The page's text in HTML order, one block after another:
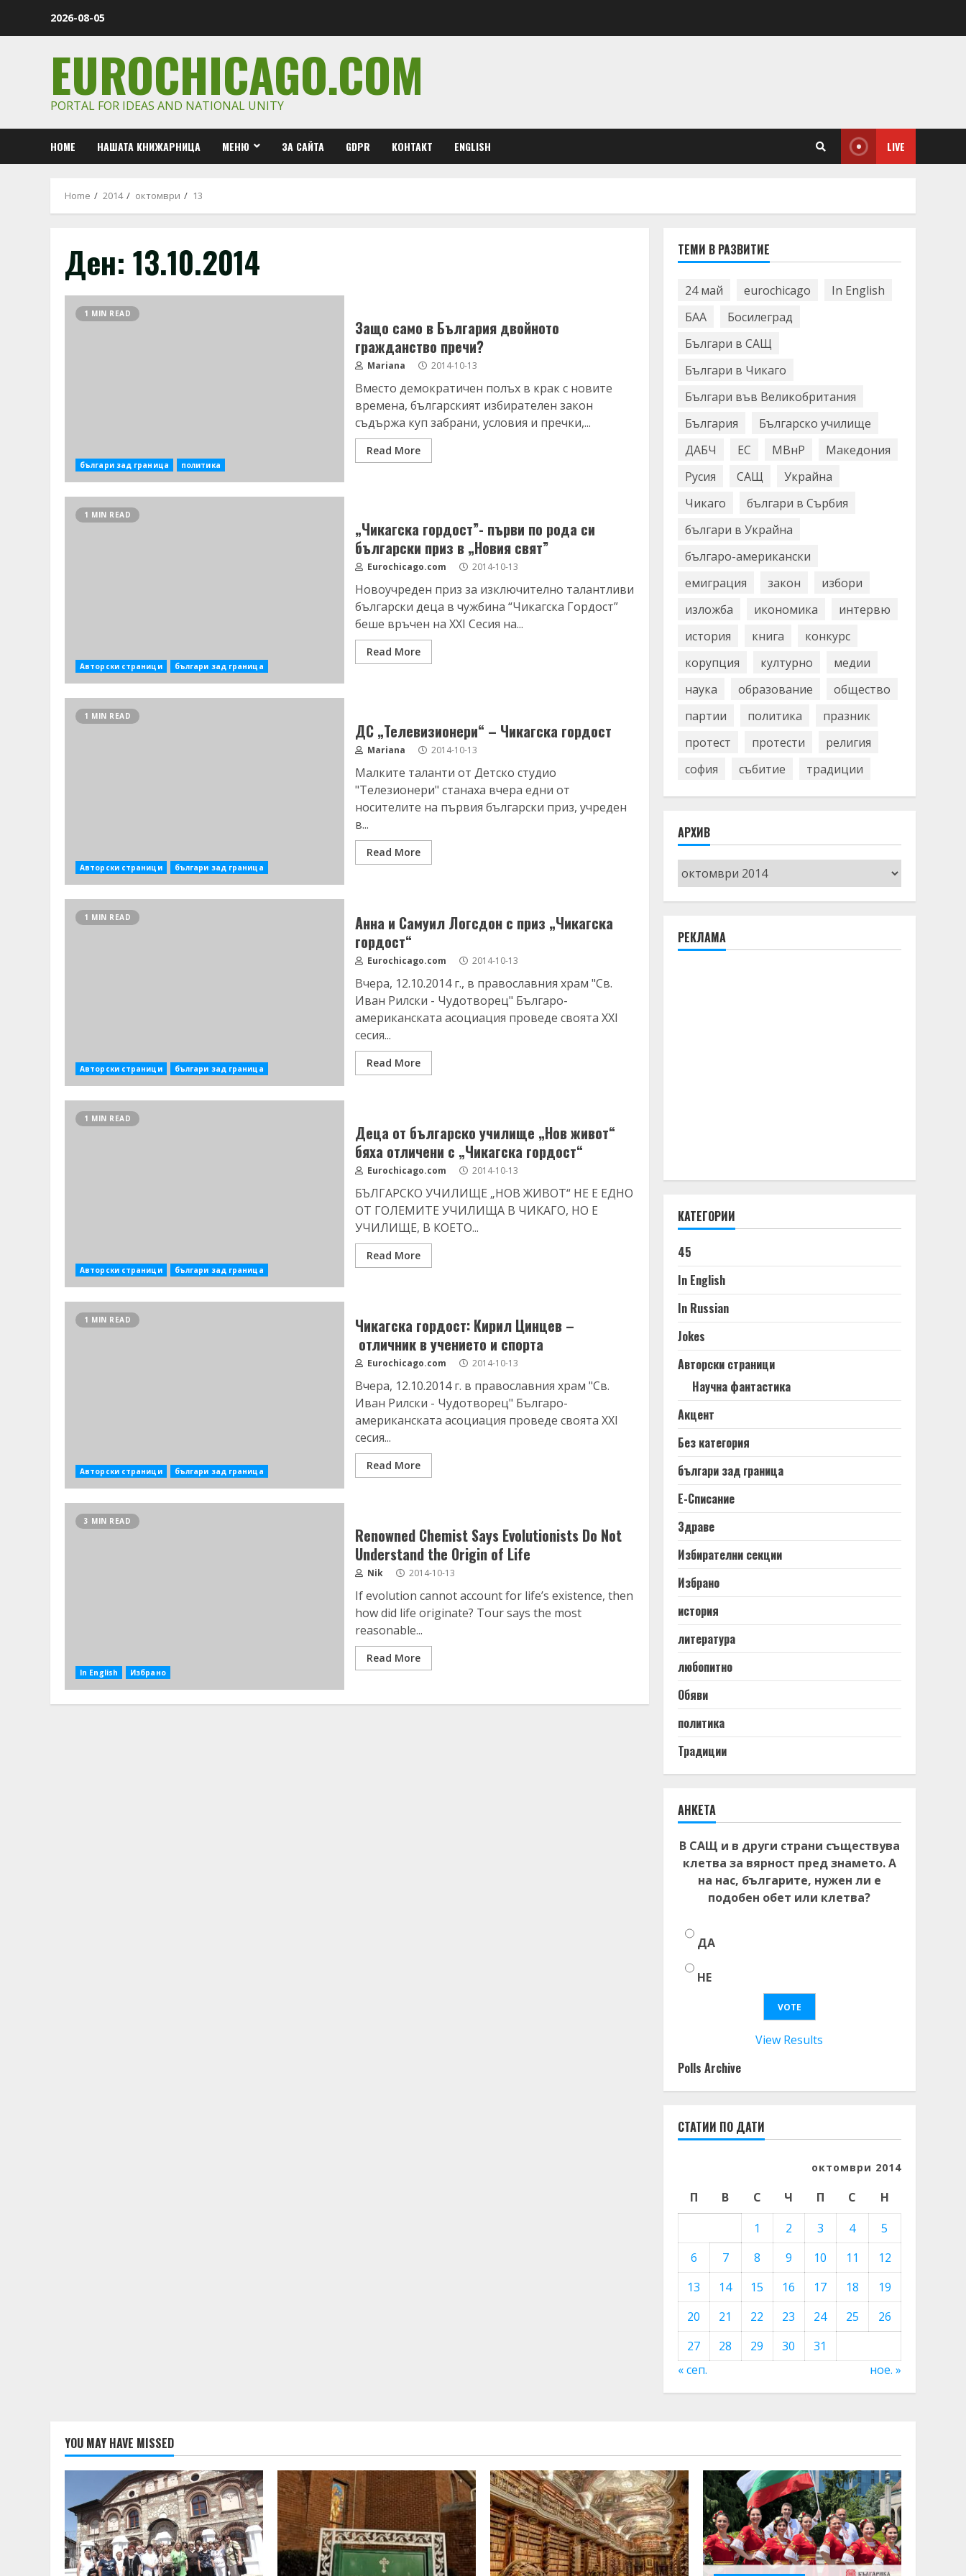
2026-08-05
EUROCHICAGO.COM
PORTAL FOR IDEAS AND NATIONAL UNITY
HOME НАШАТА КНИЖАРНИЦА МЕНЮ ЗА САЙТА GDPR КОНТАКТ ENGLISH LIVE
Home 2014 октомври 13
Ден: 13.10.2014
1 MIN READ
българи зад граница политика
Защо само в България двойното
гражданство пречи?
Mariana 2014-10-13
Вместо демократичен полъх в крак с новите
времена, българският избирателен закон
съдържа куп забрани, условия и пречки,...
Read More
1 MIN READ
Авторски страници българи зад граница
„Чикагска гордост”- първи по рода си
български приз в „Новия свят”
Eurochicago.com 2014-10-13
Новоучреден приз за изключително талантливи
български деца в чужбина “Чикагска Гордост”
беше връчен на ХХІ Сесия на...
Read More
1 MIN READ
Авторски страници българи зад граница
ДС „Телевизионери“ – Чикагска гордост
Mariana 2014-10-13
Малките таланти от Детско студио
"Телезионери" станаха вчера едни от
носителите на първия български приз, учреден
в...
Read More
1 MIN READ
Авторски страници българи зад граница
Aнна и Самуил Логсдон с приз „Чикагска
гордост“
Eurochicago.com 2014-10-13
Вчера, 12.10.2014 г., в православния храм "Св.
Иван Рилски - Чудотворец" Българо-
американската асоциация проведе своята ХХІ
сесия...
Read More
1 MIN READ
Авторски страници българи зад граница
Деца от българско училище „Нов живот“
бяха отличени с „Чикагска гордост“
Eurochicago.com 2014-10-13
БЪЛГАРСКО УЧИЛИЩЕ „НОВ ЖИВОТ“ НЕ Е ЕДНО
ОТ ГОЛЕМИТЕ УЧИЛИЩА В ЧИКАГО, НО Е
УЧИЛИЩЕ, В КОЕТО...
Read More
1 MIN READ
Авторски страници българи зад граница
Чикагска гордост: Кирил Цинцев –
отличник в учението и спорта
Eurochicago.com 2014-10-13
Вчера, 12.10.2014 г. в православния храм "Св.
Иван Рилски - Чудотворец" Българо-
американската асоциация проведе своята ХХІ
сесия...
Read More
3 MIN READ
In English Избрано
Renowned Chemist Says Evolutionists Do Not
Understand the Origin of Life
Nik 2014-10-13
If evolution cannot account for life’s existence, then
how did life originate? Tour says the most
reasonable...
Read More
ТЕМИ В РАЗВИТИЕ
24 май eurochicago
In English
БАА
Босилеград
Българи в САЩ
Българи в Чикаго
Българи във Великобритания
България
Българско училище
ДАБЧ
ЕС МВнР
Македония
Русия
САЩ
Украйна
Чикаго
българи в Сърбия
българи в Украйна
българо-американски
емиграция
закон
избори
изложба
икономика
интервю
история
книга
конкурс
корупция
културно
медии
наука
образование
общество
партии
политика
празник
протест
протести
религия
софия
събитие традиции
АРХИВ
Архив
РЕКЛАМА
КАТЕГОРИИ
45
In English
In Russian
Jokes
Авторски страници
Научна фантастика
Акцент
Без категория
българи зад граница
Е-Списание
Здраве
Избирателни секции
Избрано
история
литература
любопитно
Обяви
политика
Традиции
АНКЕТА
В САЩ и в други страни съществува
клетва за вярност пред знамето. А
на нас, българите, нужен ли е
подобен обет или клетва?
ДА
НЕ
View Results
Polls Archive
СТАТИИ ПО ДАТИ
октомври 2014
П В С Ч П С
Н
1
2 3 4
5
6
7 8 9 10 11
12
13
14 15 16 17 18
19
20
21 22 23 24 25
26
27
28 29 30
31
« сеп.
ное. »
YOU MAY HAVE MISSED